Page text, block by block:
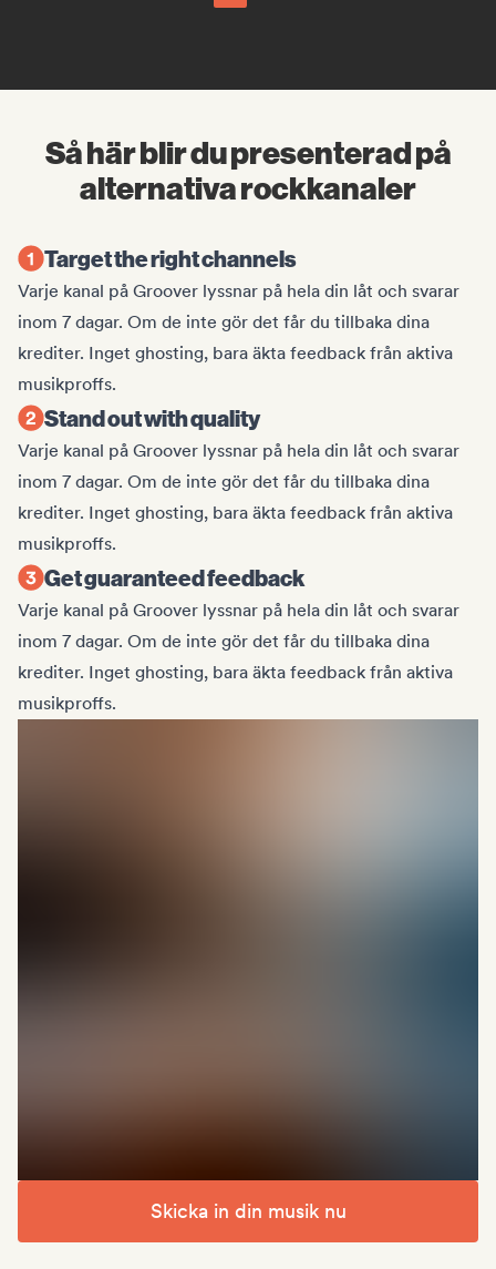
Så här blir du presenterad på
alternativa rockkanaler
Target the right channels
Varje kanal på Groover lyssnar på hela din låt och svarar
inom 7 dagar. Om de inte gör det får du tillbaka dina
krediter. Inget ghosting, bara äkta feedback från aktiva
musikproffs.
Stand out with quality
Varje kanal på Groover lyssnar på hela din låt och svarar
inom 7 dagar. Om de inte gör det får du tillbaka dina
krediter. Inget ghosting, bara äkta feedback från aktiva
musikproffs.
Get guaranteed feedback
Varje kanal på Groover lyssnar på hela din låt och svarar
inom 7 dagar. Om de inte gör det får du tillbaka dina
krediter. Inget ghosting, bara äkta feedback från aktiva
musikproffs.
Skicka in din musik nu